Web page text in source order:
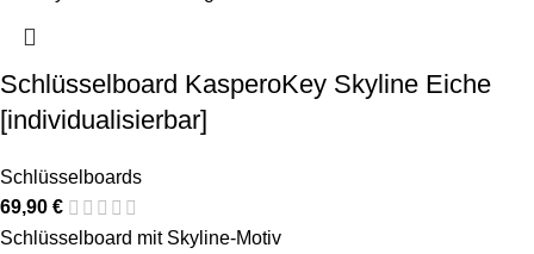
Schlüsselboard KasperoKey Skyline Eiche
[individualisierbar]
Schlüsselboards
69,90 €
Schlüsselboard mit Skyline-Motiv